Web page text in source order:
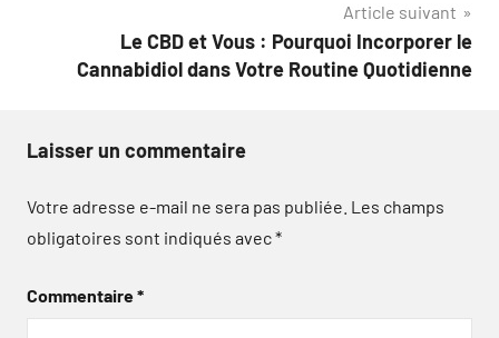
Article suivant
Le CBD et Vous : Pourquoi Incorporer le
Cannabidiol dans Votre Routine Quotidienne
Laisser un commentaire
Votre adresse e-mail ne sera pas publiée. Les champs
obligatoires sont indiqués avec*
Commentaire*